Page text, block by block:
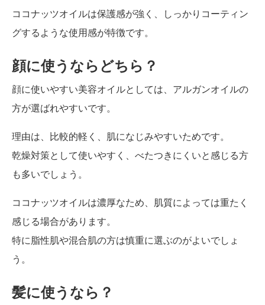
ココナッツオイルは保護感が強く、しっかりコーティン
グするような使用感が特徴です。
顔に使うならどちら？
顔に使いやすい美容オイルとしては、アルガンオイルの
方が選ばれやすいです。
理由は、比較的軽く、肌になじみやすいためです。
乾燥対策として使いやすく、べたつきにくいと感じる方
も多いでしょう。
ココナッツオイルは濃厚なため、肌質によっては重たく
感じる場合があります。
特に脂性肌や混合肌の方は慎重に選ぶのがよいでしょ
う。
髪に使うなら？